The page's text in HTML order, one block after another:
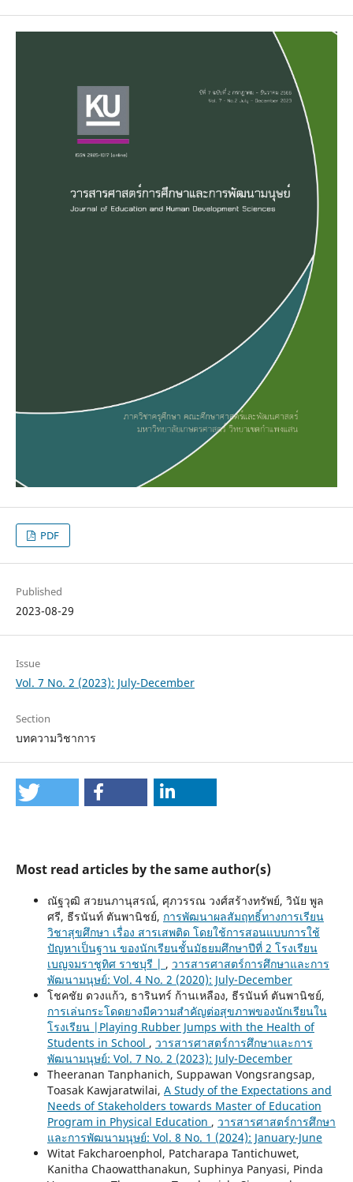
PDF
Published
2023-08-29
Issue
Vol. 7 No. 2 (2023): July-December
Section
บทความวิชาการ
Most read articles by the same author(s)
ณัฐวุฒิ สวยนภานุสรณ์, ศุภวรรณ วงศ์สร้างทรัพย์, วินัย พูล
ศรี, ธีรนันท์ ตันพานิชย์, การพัฒนาผลสัมฤทธิ์ทางการเรียน
วิชาสุขศึกษา เรื่อง สารเสพติด โดยใช้การสอนแบบการใช้
ปัญหาเป็นฐาน ของนักเรียนชั้นมัธยมศึกษาปีที่ 2 โรงเรียน
เบญจมราชูทิศ ราชบุรี | , วารสารศาสตร์การศึกษาและการ
พัฒนามนุษย์: Vol. 4 No. 2 (2020): July-December
โชคชัย ดวงแก้ว, ธารินทร์ ก้านเหลือง, ธีรนันท์ ตันพานิชย์,
การเล่นกระโดดยางมีความสำคัญต่อสุขภาพของนักเรียนใน
โรงเรียน |Playing Rubber Jumps with the Health of
Students in School , วารสารศาสตร์การศึกษาและการ
พัฒนามนุษย์: Vol. 7 No. 2 (2023): July-December
Theeranan Tanphanich, Suppawan Vongsrangsap,
Toasak Kawjaratwilai, A Study of the Expectations and
Needs of Stakeholders towards Master of Education
Program in Physical Education , วารสารศาสตร์การศึกษา
และการพัฒนามนุษย์: Vol. 8 No. 1 (2024): January-June
Witat Fakcharoenphol, Patcharapa Tantichuwet,
Kanitha Chaowatthanakun, Suphinya Panyasi, Pinda